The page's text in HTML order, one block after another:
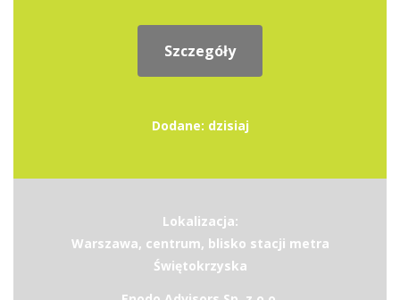
Szczegóły
Dodane: dzisiaj
Lokalizacja:
Warszawa, centrum, blisko stacji metra
Świętokrzyska